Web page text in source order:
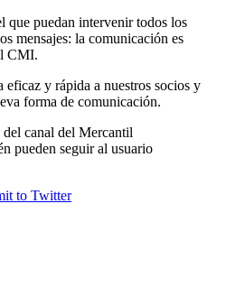
que puedan intervenir todos los
mensajes: la comunicación es
CMI.
y rápida a nuestros socios y
forma de comunicación.
canal del Mercantil
pueden seguir al usuario